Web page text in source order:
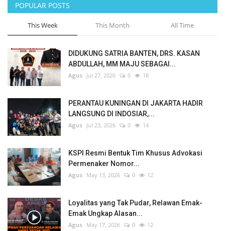
POPULAR POSTS
This Week This Month All Time
DIDUKUNG SATRIA BANTEN, DRS. KASAN
ABDULLAH, MM MAJU SEBAGAI...
Agus Jul 27, 2026 0 18
PERANTAU KUNINGAN DI JAKARTA HADIR
LANGSUNG DI INDOSIAR,...
Agus Jul 23, 2026 0 14
KSPI Resmi Bentuk Tim Khusus Advokasi
Permenaker Nomor...
Agus May 13, 2026 0 12
Loyalitas yang Tak Pudar, Relawan Emak-
Emak Ungkap Alasan...
Agus May 17, 2026 0 12